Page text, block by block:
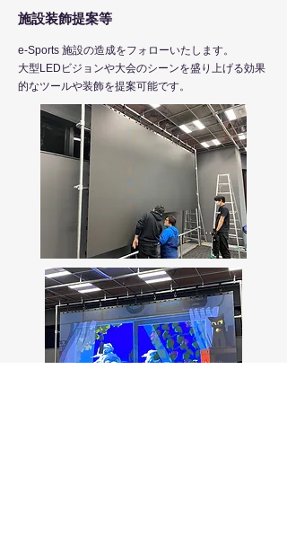
​施設装飾提案等
e-Sports 施設の造成をフォローいたします。
​大型LEDビジョンや大会のシーンを盛り上げる効果
的なツールや装飾を提案可能です。